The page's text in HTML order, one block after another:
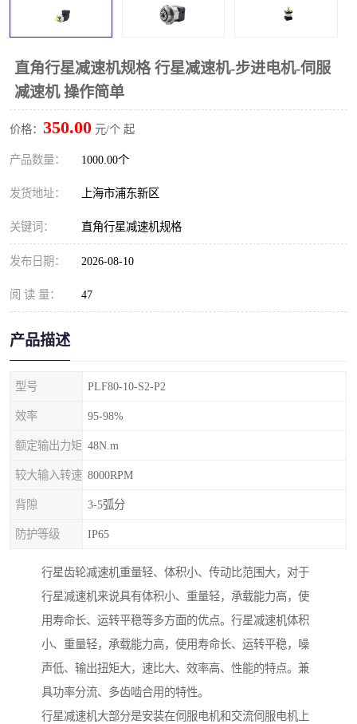
直角行星减速机规格 行星减速机-步进电机-伺服
减速机 操作简单
价格： 350.00 元/个 起
产品数量： 1000.00个
发货地址： 上海市浦东新区
关键词： 直角行星减速机规格
发布日期： 2026-08-10
阅 读 量： 47
产品描述
型号 PLF80-10-S2-P2
效率 95-98%
额定输出力矩 48N.m
较大输入转速 8000RPM
背隙 3-5弧分
防护等级 IP65
行星齿轮减速机重量轻、体积小、传动比范围大，对于
行星减速机来说具有体积小、重量轻，承载能力高，使
用寿命长、运转平稳等多方面的优点。行星减速机体积
小、重量轻，承载能力高，使用寿命长、运转平稳，噪
声低、输出扭矩大，速比大、效率高、性能的特点。兼
具功率分流、多齿啮合用的特性。
行星减速机大部分是安装在伺服电机和交流伺服电机上